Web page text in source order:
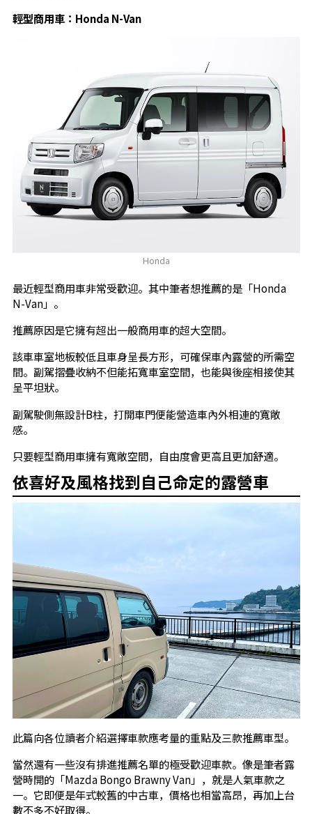
輕型商用車：Honda N-Van
Honda
最近輕型商用車非常受歡迎。其中筆者想推薦的是「Honda
N-Van」。
推薦原因是它擁有超出一般商用車的超大空間。
該車車室地板較低且車身呈長方形，可確保車內露營的所需空
間。副駕摺疊收納不但能拓寬車室空間，也能與後座相接使其
呈平坦狀。
副駕駛側無設計B柱，打開車門便能營造車內外相連的寬敞
感。
只要輕型商用車擁有寬敞空間，自由度會更高且更加舒適。
依喜好及風格找到自己命定的露營車
此篇向各位讀者介紹選擇車款應考量的重點及三款推薦車型。
當然還有一些沒有排進推薦名單的極受歡迎車款。像是筆者露
營時開的「Mazda Bongo Brawny Van」，就是人氣車款之
一。它即便是年式較舊的中古車，價格也相當高昂，再加上台
數不多不好取得。